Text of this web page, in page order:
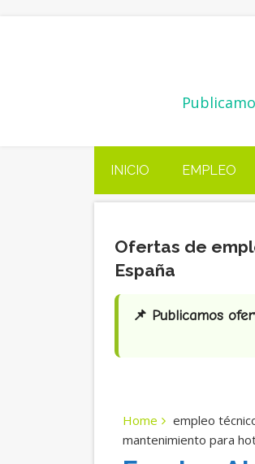
INICIO EMPLEO
Ofertas de
España
📌 Publicamos
Home empleo
mantenimiento para